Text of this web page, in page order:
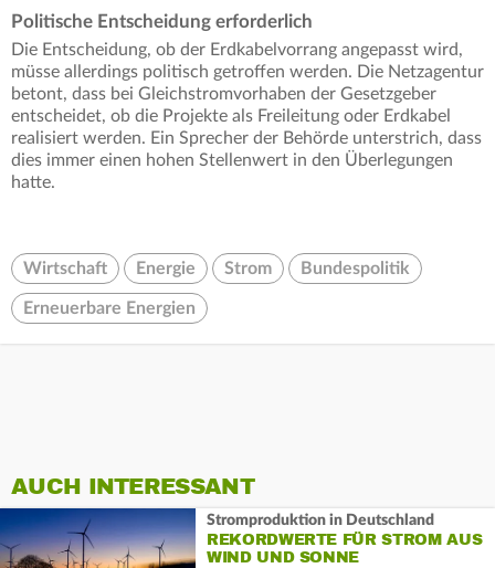
Politische Entscheidung erforderlich
Die Entscheidung, ob der Erdkabelvorrang angepasst wird,
müsse allerdings politisch getroffen werden. Die Netzagentur
betont, dass bei Gleichstromvorhaben der Gesetzgeber
entscheidet, ob die Projekte als Freileitung oder Erdkabel
realisiert werden. Ein Sprecher der Behörde unterstrich, dass
dies immer einen hohen Stellenwert in den Überlegungen
hatte.
Wirtschaft Energie Strom Bundespolitik
Erneuerbare Energien
AUCH INTERESSANT
Stromproduktion in Deutschland
REKORDWERTE FÜR STROM AUS
WIND UND SONNE